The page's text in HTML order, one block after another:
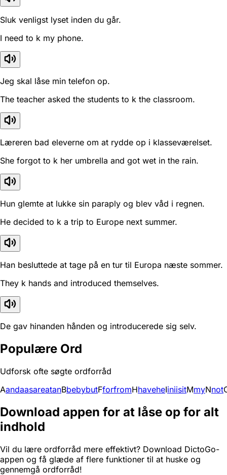
Sluk venligst lyset inden du går.
I need to k my phone.
Jeg skal låse min telefon op.
The teacher asked the students to k the classroom.
Læreren bad eleverne om at rydde op i klasseværelset.
She forgot to k her umbrella and got wet in the rain.
Hun glemte at lukke sin paraply og blev våd i regnen.
He decided to k a trip to Europe next summer.
Han besluttede at tage på en tur til Europa næste sommer.
They k hands and introduced themselves.
De gav hinanden hånden og introducerede sig selv.
Populære Ord
Udforsk ofte søgte ordforråd
AandaasareatanBbebybutFforfromHhaveheIiniisitMmyNnot
Download appen for at låse op for alt
indhold
Vil du lære ordforråd mere effektivt? Download DictoGo-
appen og få glæde af flere funktioner til at huske og
gennemgå ordforråd!